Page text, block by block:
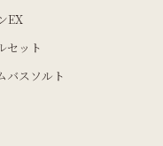
EX
セット
バスソルト